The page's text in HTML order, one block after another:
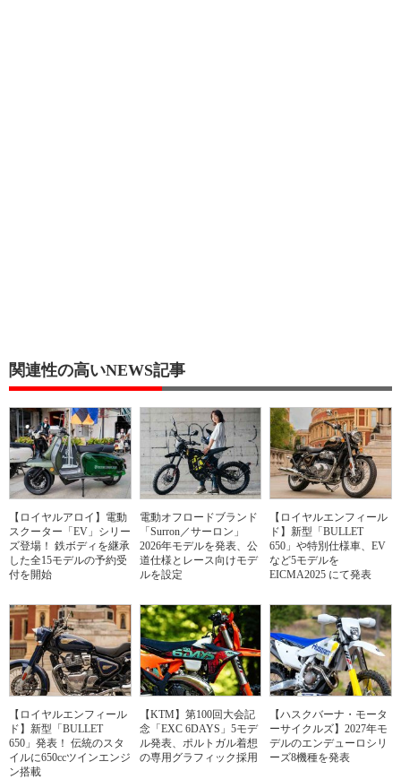
関連性の高いNEWS記事
【ロイヤルアロイ】電動
スクーター「EV」シリー
ズ登場！ 鉄ボディを継承
した全15モデルの予約受
付を開始
電動オフロードブランド
「Surron／サーロン」
2026年モデルを発表、公
道仕様とレース向けモデ
ルを設定
【ロイヤルエンフィール
ド】新型「BULLET
650」や特別仕様車、EV
など5モデルを
EICMA2025 にて発表
【ロイヤルエンフィール
ド】新型「BULLET
650」発表！ 伝統のスタ
イルに650ccツインエンジ
ン搭載
【KTM】第100回大会記
念「EXC 6DAYS」5モデ
ル発表、ポルトガル着想
の専用グラフィック採用
【ハスクバーナ・モータ
ーサイクルズ】2027年モ
デルのエンデューロシリ
ーズ8機種を発表